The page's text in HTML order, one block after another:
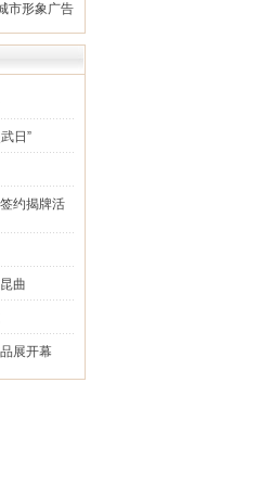
市形象广告
日”
约揭牌活
曲
展开幕